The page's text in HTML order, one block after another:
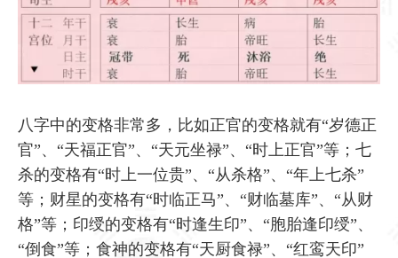
八字中的变格非常多，比如正官的变格就有“岁德正
官”、“天福正官”、“天元坐禄”、“时上正官”等；七
杀的变格有“时上一位贵”、“从杀格”、“年上七杀”
等；财星的变格有“时临正马”、“财临墓库”、“从财
格”等；印绶的变格有“时逢生印”、“胞胎逢印绶”、
“倒食”等；食神的变格有“天厨食禄”、“红鸾天印”